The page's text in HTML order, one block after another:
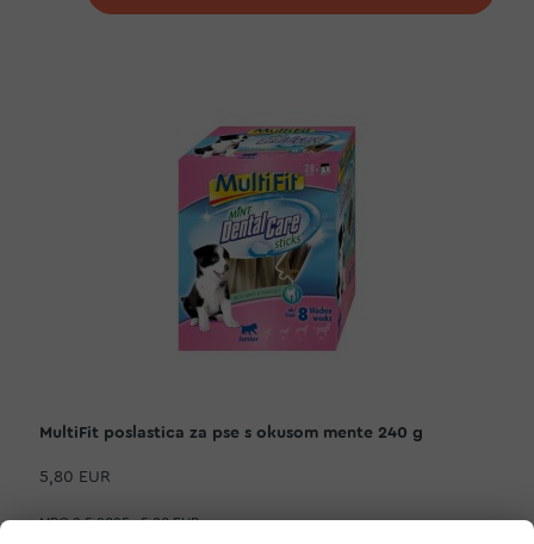
MultiFit poslastica za pse s okusom mente 240 g
5,80 EUR
MPC 2.5.2025.: 5,80 EUR